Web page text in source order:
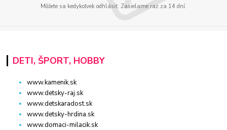
Môžete sa kedykoľvek odhlásiť. Zasielame raz za 14 dní.
DETI, ŠPORT, HOBBY
www.kamenik.sk
www.detsky-raj.sk
www.detskaradost.sk
www.detsky-hrdina.sk
www.domaci-milacik.sk